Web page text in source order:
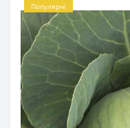
Популярні